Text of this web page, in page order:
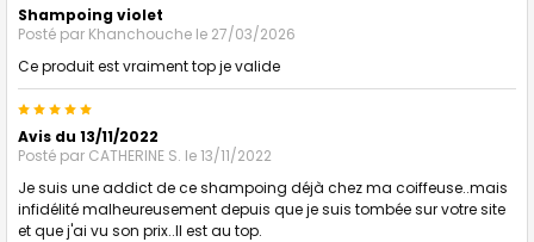
Shampoing violet
Posté par Khanchouche le 27/03/2026
Ce produit est vraiment top je valide
5
Avis du 13/11/2022
Posté par CATHERINE S. le 13/11/2022
Je suis une addict de ce shampoing déjà chez ma coiffeuse..mais
infidélité malheureusement depuis que je suis tombée sur votre site
et que j'ai vu son prix..Il est au top.